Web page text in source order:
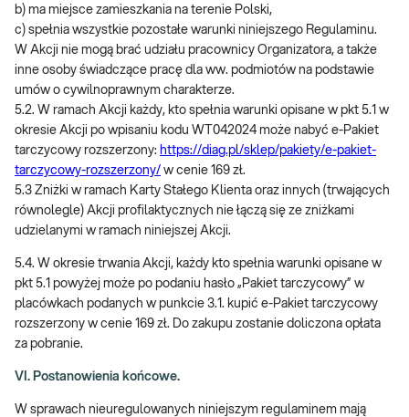
b) ma miejsce zamieszkania na terenie Polski,
c) spełnia wszystkie pozostałe warunki niniejszego Regulaminu.
W Akcji nie mogą brać udziału pracownicy Organizatora, a także
inne osoby świadczące pracę dla ww. podmiotów na podstawie
umów o cywilnoprawnym charakterze.
5.2. W ramach Akcji każdy, kto spełnia warunki opisane w pkt 5.1 w
okresie Akcji po wpisaniu kodu WT042024 może nabyć e-Pakiet
tarczycowy rozszerzony: https://diag.pl/sklep/pakiety/e-pakiet-
tarczycowy-rozszerzony/ w cenie 169 zł.
5.3 Zniżki w ramach Karty Stałego Klienta oraz innych (trwających
równolegle) Akcji profilaktycznych nie łączą się ze zniżkami
udzielanymi w ramach niniejszej Akcji.
5.4. W okresie trwania Akcji, każdy kto spełnia warunki opisane w
pkt 5.1 powyżej może po podaniu hasło „Pakiet tarczycowy” w
placówkach podanych w punkcie 3.1. kupić e-Pakiet tarczycowy
rozszerzony w cenie 169 zł. Do zakupu zostanie doliczona opłata
za pobranie.
VI. Postanowienia końcowe.
W sprawach nieuregulowanych niniejszym regulaminem mają